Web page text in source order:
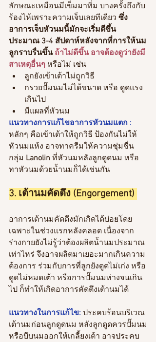
ลักษณะเหมือนมีเข็มมาทิ่ม บางครั้งถึงกับ
ร้องไห้เพราะความเจ็บเลยทีเดียว ซึ่ง
อาการเจ็บหัวนมนี้มักจะเริ่มดีขึ้น
ประมาณ 3-4 สัปดาห์หลังจากที่การให้นม
ลูกราบรื่นขึ้น ถ้าไม่ดีขึ้น อาจต้องดูว่ายังมี
สาเหตุอื่นๆ หรือไม่ เช่น
ลูกยังเข้าเต้าไม่ถูกวิธี
กรวยปั๊มนมไม่ได้ขนาด หรือ ดูดแรง
เกินไป
มีแผลที่หัวนม
แนวทางการแก้ไขอาการหัวนมแตก :
หลักๆ คือเข้าเต้าให้ถูกวิธี ป้องกันไม่ให้
หัวนมแห้ง อาจทาครีมให้ความชุ่มชื่น
กลุ่ม Lanolin ที่หัวนมหลังลูกดูดนม หรือ
ทาหัวนมด้วยน้ำนมก็ได้เช่นกัน
3. เต้านมคัดตึง (Engorgement)
อาการเต้านมคัดตึงมักเกิดได้บ่อยโดย
เฉพาะในช่วงแรกหลังคลอด เนื่องจาก
ร่างกายยังไม่รู้ว่าต้องผลิตน้ำนมประมาณ
เท่าไหร่ จึงอาจผลิตมาเยอะมากเกินความ
ต้องการ ร่วมกับการที่ลูกยังดูดไม่เก่ง หรือ
ดูดไม่หมดเต้า หรือการปั๊มนมห่างจนเกิน
ไป ก็ทำให้เกิดอาการคัดตึงเต้านมได้
แนวทางในการแก้ไข: ประคบร้อนบริเวณ
เต้านมก่อนลูกดูดนม หลังลูกดูดควรปั๊มนม
หรือบีบนมออกให้เกลี้ยงเต้า อาจประคบ